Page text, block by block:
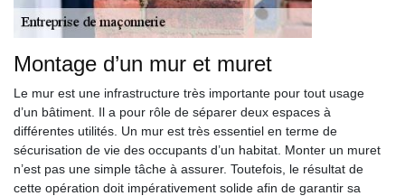
Montage d’un mur et muret
Le mur est une infrastructure très importante pour tout usage
d’un bâtiment. Il a pour rôle de séparer deux espaces à
différentes utilités. Un mur est très essentiel en terme de
sécurisation de vie des occupants d’un habitat. Monter un muret
n’est pas une simple tâche à assurer. Toutefois, le résultat de
cette opération doit impérativement solide afin de garantir sa